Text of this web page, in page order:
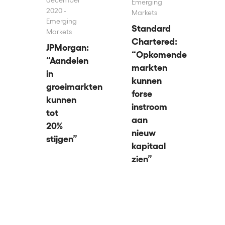
2020 -
Emerging
Markets
JPMorgan:
“Aandelen
in
groeimarkten
kunnen
tot
20%
stijgen”
Emerging
Markets
Standard
Chartered:
“Opkomende
markten
kunnen
forse
instroom
aan
nieuw
kapitaal
zien”